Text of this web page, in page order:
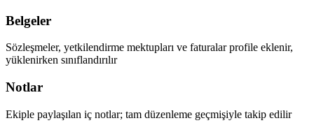
Belgeler
Sözleşmeler, yetkilendirme mektupları ve faturalar profile eklenir,
yüklenirken sınıflandırılır
Notlar
Ekiple paylaşılan iç notlar; tam düzenleme geçmişiyle takip edilir